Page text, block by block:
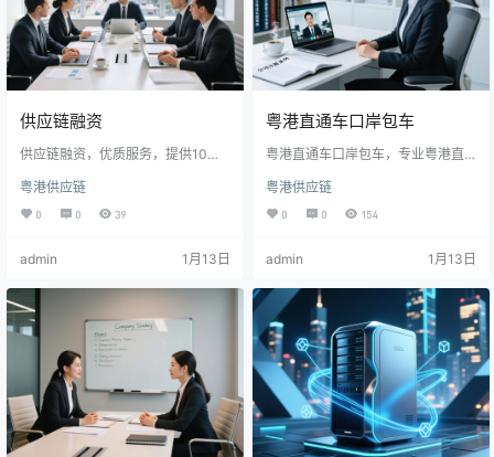
供应链融资
供应链融资，优质服务，提供10亿
务。
粤港供应链
0 0 39
admin 1月13日
粤港直通车口岸包车
粤港直通车口岸包车，专业粤港直
送，覆盖全港，接受预约，高端出
行，拒绝中途加价，欢迎咨询
粤港供应链
0 0 154
admin 1月13日